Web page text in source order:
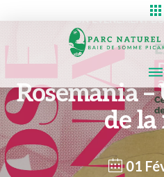
Rosemania
de la
01